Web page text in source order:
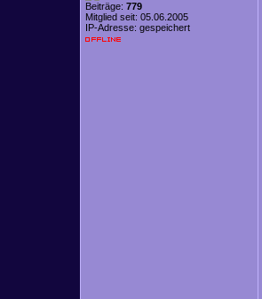
Beiträge: 779
Mitglied seit: 05.06.2005
IP-Adresse: gespeichert